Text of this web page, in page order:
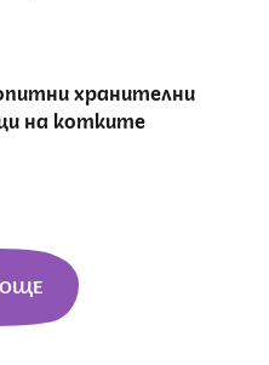
хранителни
на котките